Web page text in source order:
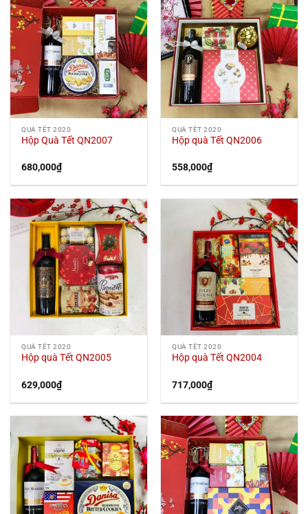
QUÀ TẾT 2020
Hộp Quà Tết QN2007
680,000₫
QUÀ TẾT 2020
Hộp quà Tết QN2006
558,000₫
QUÀ TẾT 2020
Hộp quà Tết QN2005
629,000₫
QUÀ TẾT 2020
Hộp quà Tết QN2004
717,000₫